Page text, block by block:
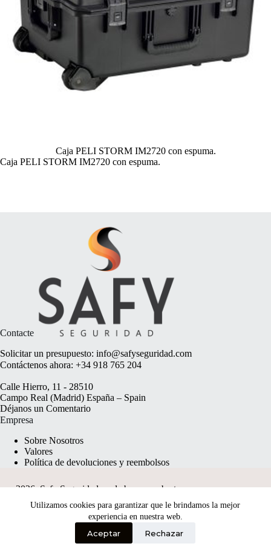
Utilizamos cookies para garantizar que le brindamos la mejor
experiencia en nuestra web.
Aceptar Rechazar
Caja PELI STORM IM2720 con espuma.
Caja PELI STORM IM2720 con espuma.
Contacte
Solicitar un presupuesto: info@safyseguridad.com
Contáctenos ahora: +34 918 765 204
Calle Hierro, 11 - 28510
Campo Real (Madrid) España – Spain
Déjanos un Comentario
Empresa
Sobre Nosotros
Valores
Política de devoluciones y reembolsos
2026, Safy Seguridad made byanyweb.pt